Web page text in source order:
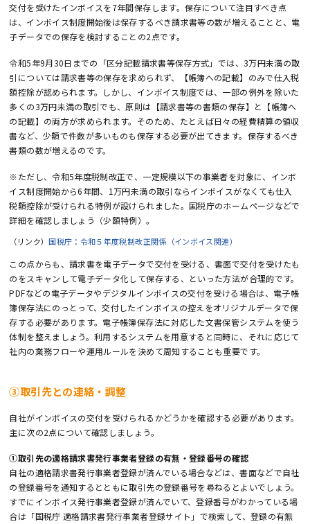
交付を受けたインボイスを7年間保存します。保存について注目すべき点
は、インボイス制度開始後は保存するべき請求書等の数が増えることと、電
子データでの保存を検討することの2点です。
令和5年9月30日までの「区分記載請求書等保存方式」では、3万円未満の取
引については請求書等の保存を求められず、【帳簿への記載】のみで仕入税
額控除が認められます。しかし、インボイス制度では、一部の例外を除いた
多くの3万円未満の取引でも、原則は【請求書等の書類の保存】と【帳簿へ
の記載】の両方が求められます。そのため、たとえば日々の経費精算の領収
書など、少額で件数が多いものも保存する必要が出てきます。保存するべき
書類の数が増えるのです。
※ただし、令和5年度税制改正で、一定規模以下の事業者を対象に、インボ
イス制度開始から6年間、1万円未満の取引ならインボイスがなくても仕入
税額控除が受けられる特例が設けられました。国税庁のホームページなどで
詳細を確認しましょう（少額特例）。
（リンク）国税庁：令和５年度税制改正関係（インボイス関連）
この点からも、請求書を電子データで交付を受ける、書面で交付を受けたも
のをスキャンして電子データ化して保存する、といった方法が合理的です。
PDFなどの電子データやデジタルインボイスの交付を受ける場合は、電子帳
簿保存法にのっとって、交付したインボイスの控えをオリジナルデータで保
存する必要があります。電子帳簿保存法に対応した文書保管システムを使う
体制を整えましょう。利用するシステムを用意すると同時に、それに応じて
社内の業務フローや運用ルールを決めて周知することも重要です。
③取引先との連絡・調整
自社がインボイスの交付を受けられるかどうかを確認する必要があります。
主に次の2点について確認しましょう。
①取引先の適格請求書発行事業者登録の有無・登録番号の確認
自社の適格請求書発行事業者登録が済んでいる場合などは、書面などで自社
の登録番号を通知するとともに取引先の登録番号を尋ねるとよいでしょう。
すでにインボイス発行事業者登録が済んでいて、登録番号がわかっている場
合は「国税庁 適格請求書発行事業者登録サイト」で検索して、登録の有無